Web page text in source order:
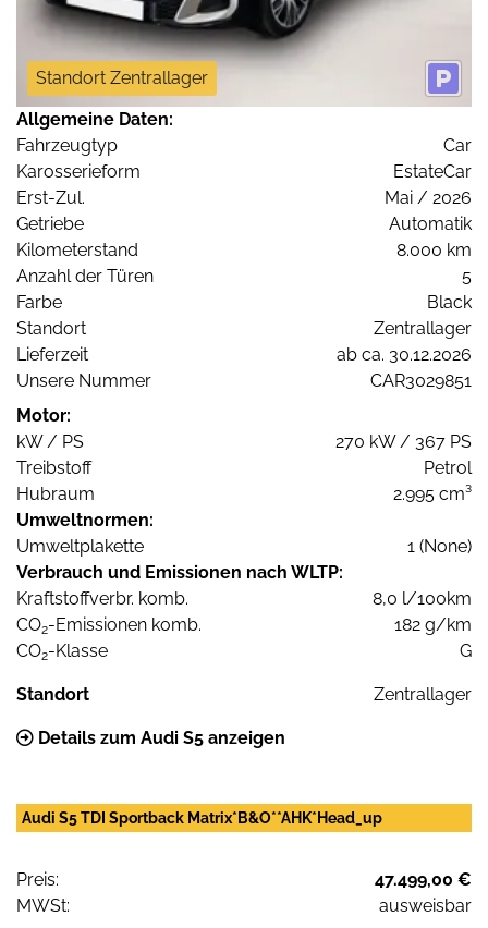
Standort Zentrallager
Allgemeine Daten:
Fahrzeugtyp
Car
Karosserieform
EstateCar
Erst-Zul.
Mai / 2026
Getriebe
Automatik
Kilometerstand
8.000 km
Anzahl der Türen
5
Farbe
Black
Standort
Zentrallager
Lieferzeit
ab ca. 30.12.2026
Unsere Nummer
CAR3029851
Motor:
kW / PS
270 kW / 367 PS
Treibstoff
Petrol
Hubraum
2.995 cm³
Umweltnormen:
Umweltplakette
1 (None)
Verbrauch und Emissionen nach WLTP:
Kraftstoffverbr. komb.
8,0 l/100km
CO2-Emissionen komb.
182 g/km
CO2-Klasse G
Standort Zentrallager
Details zum Audi S5 anzeigen
Audi S5 TDI Sportback Matrix*B&O**AHK*Head_up
Preis:
47.499,00 €
MWSt:
ausweisbar